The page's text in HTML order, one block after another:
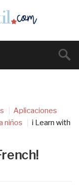
Aplicaciones
niños
i Learn with